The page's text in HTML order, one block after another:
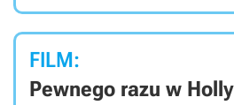
FILM:
Pewnego razu w